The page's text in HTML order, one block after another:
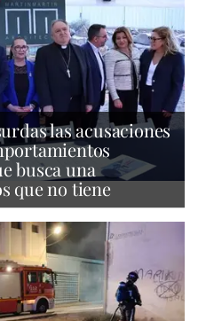
las acusaciones
busca una
que no tiene